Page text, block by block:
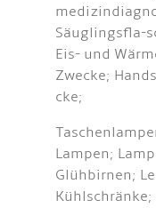
Säuglingsfla-
Eis- und
Zwecke;
cke;
Lampen;
Glühbirnen;